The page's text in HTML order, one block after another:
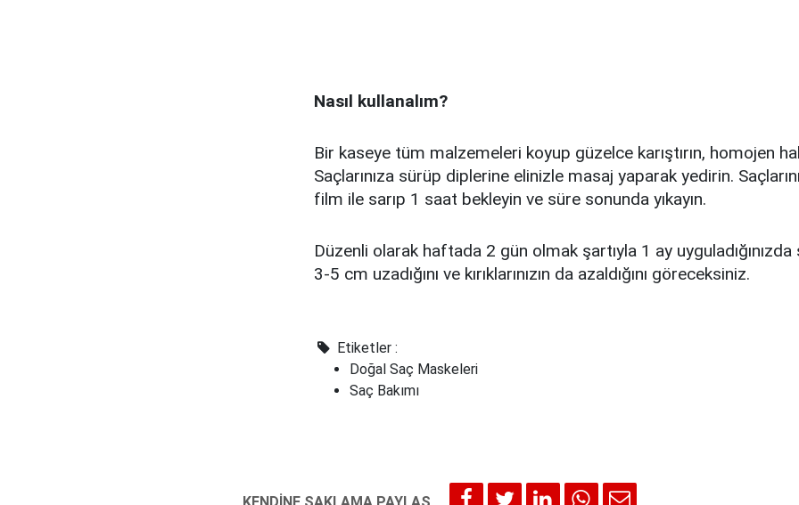
Nasıl kullanalım?
Bir kaseye tüm malzemeleri koyup güzelce karıştırın, homojen
Saçlarınıza sürüp diplerine elinizle masaj yaparak yedirin.
film ile sarıp 1 saat bekleyin ve süre sonunda yıkayın.
Düzenli olarak haftada 2 gün olmak şartıyla 1 ay uyguladığınızda
3-5 cm uzadığını ve kırıklarınızın da azaldığını göreceksiniz.
Etiketler :
Doğal Saç Maskeleri
Saç Bakımı